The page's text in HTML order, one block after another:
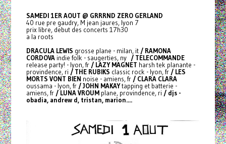
SAMEDI 1ER AOUT @ GRRRND ZERO GERLAND
40 rue pre gaudry, M jean jaures, lyon 7
prix libre, debut des concerts 17h30
a la roots
DRACULA LEWIS grosse plane - milan, it / RAMONA
CORDOVA indie folk - saugerties, ny / TELECOMMANDE
release party! - lyon, fr / LAZY MAGNET harsh tek planante -
provindence, ri / THE RUBIKS classic rock - lyon, fr/ LES
MORTS VONT BIEN noise - amiens, fr / CLARA CLARA
oussama - lyon, fr / JOHN MAKAYtapping et batterie -
amiens, fr / LUNA VROUMplane, provindence, ri / djs -
obadia, andrew d, tristan, marion....